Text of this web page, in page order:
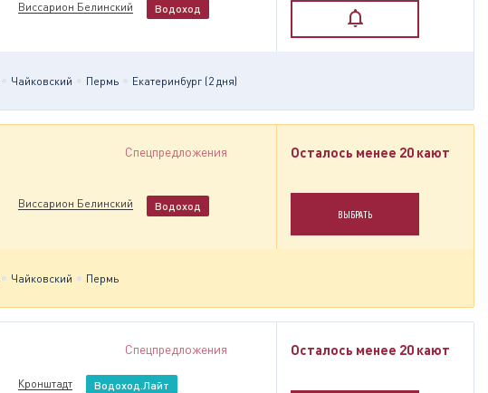
Виссарион Белинский Водоход
Чайковский Пермь Екатеринбург (2 дня)
Спецпредложения
Виссарион Белинский Водоход
Осталось менее 20 кают
ВЫБРАТЬ
Чайковский Пермь
Спецпредложения
Кронштадт Водоход.Лайт
Осталось менее 20 кают